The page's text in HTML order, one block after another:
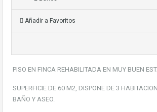
Añadir a Favoritos
PISO EN FINCA REHABILITADA EN MUY BUEN
SUPERFICIE DE 60 M2, DISPONE DE 3
BAÑO Y ASEO.